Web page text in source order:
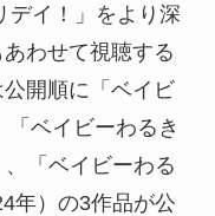
デイ！」をより深
わせて視聴する
開順に「ベイビ
ベイビーわるき
「ベイビーわる
年）の3作品が公